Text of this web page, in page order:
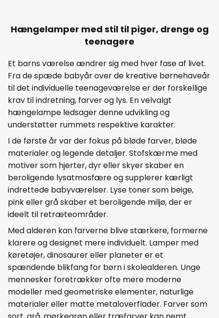
Hængelamper med stil til piger, drenge og
teenagere
Et barns værelse ændrer sig med hver fase af livet.
Fra de spæde babyår over de kreative børnehaveår
til det individuelle teenageværelse er der forskellige
krav til indretning, farver og lys. En velvalgt
hængelampe ledsager denne udvikling og
understøtter rummets respektive karakter.
I de første år var der fokus på bløde farver, bløde
materialer og legende detaljer. Stofskærme med
motiver som hjerter, dyr eller skyer skaber en
beroligende lysatmosfære og supplerer kærligt
indrettede babyværelser. Lyse toner som beige,
pink eller grå skaber et beroligende miljø, der er
ideelt til retræteområder.
Med alderen kan farverne blive stærkere, formerne
klarere og designet mere individuelt. Lamper med
køretøjer, dinosaurer eller planeter er et
spændende blikfang for børn i skolealderen. Unge
mennesker foretrækker ofte mere moderne
modeller med geometriske elementer, naturlige
materialer eller matte metaloverflader. Farver som